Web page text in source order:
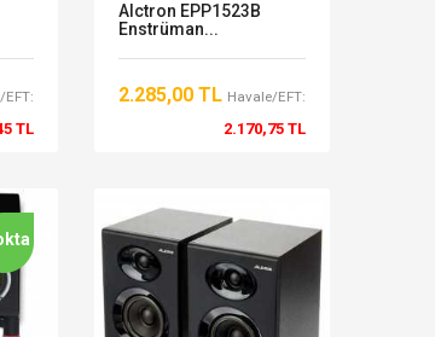
EFT:
TL
Alctron EPP1523B
Enstrüman...
2.285,00 TL Havale/EFT:
2.170,75 TL